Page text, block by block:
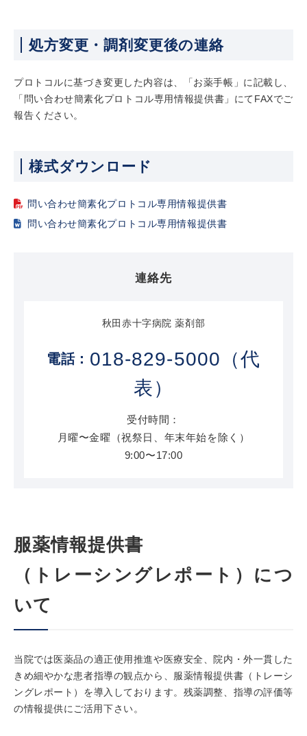
処方変更・調剤変更後の連絡
プロトコルに基づき変更した内容は、「お薬手帳」に記載し、
「問い合わせ簡素化プロトコル専用情報提供書」にてFAXでご
報告ください。
様式ダウンロード
問い合わせ簡素化プロトコル専用情報提供書
問い合わせ簡素化プロトコル専用情報提供書
連絡先
秋田赤十字病院 薬剤部
018-829-5000（代
表）
受付時間：
月曜〜金曜（祝祭日、年末年始を除く）
9:00〜17:00
服薬情報提供書
（トレーシングレポート）につ
いて
当院では医薬品の適正使用推進や医療安全、院内・外一貫した
きめ細やかな患者指導の観点から、服薬情報提供書（トレーシ
ングレポート）を導入しております。残薬調整、指導の評価等
の情報提供にご活用下さい。